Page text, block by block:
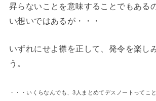
昇らないことを意味することでもある
い想いではあるが・・・
いずれにせよ襟を正して、発令を楽し
う。
・・・いくらなんでも、3人まとめてデスノートってこ